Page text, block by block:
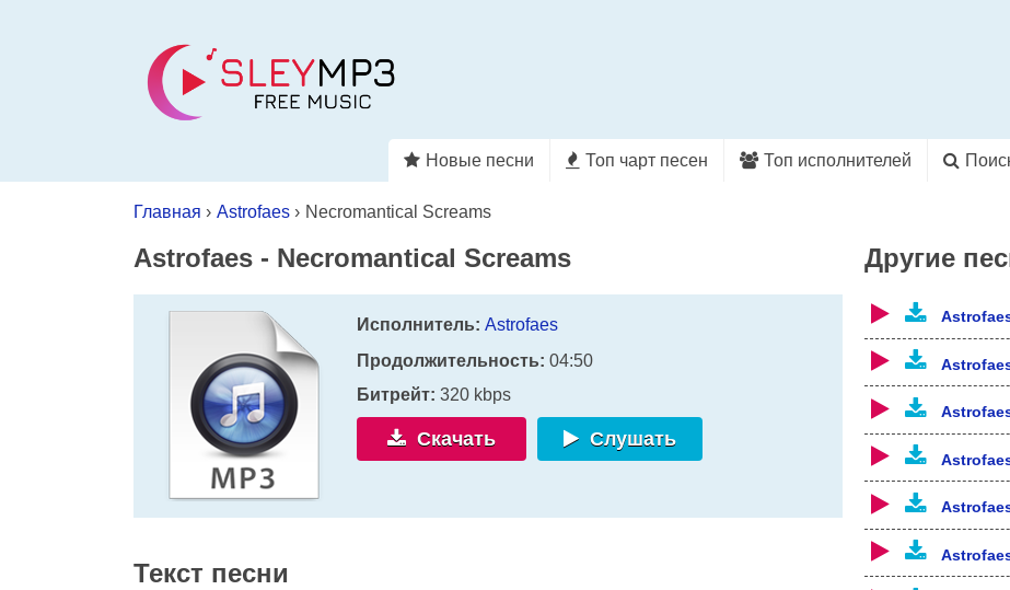
Новые песни Топ чарт песен Топ исполнителей
Главная › Astrofaes › Necromantical Screams
Astrofaes - Necromantical Screams
Исполнитель: Astrofaes
Продолжительность: 04:50
Битрейт: 320 kbps
Скачать Слушать
Текст песни
Другие